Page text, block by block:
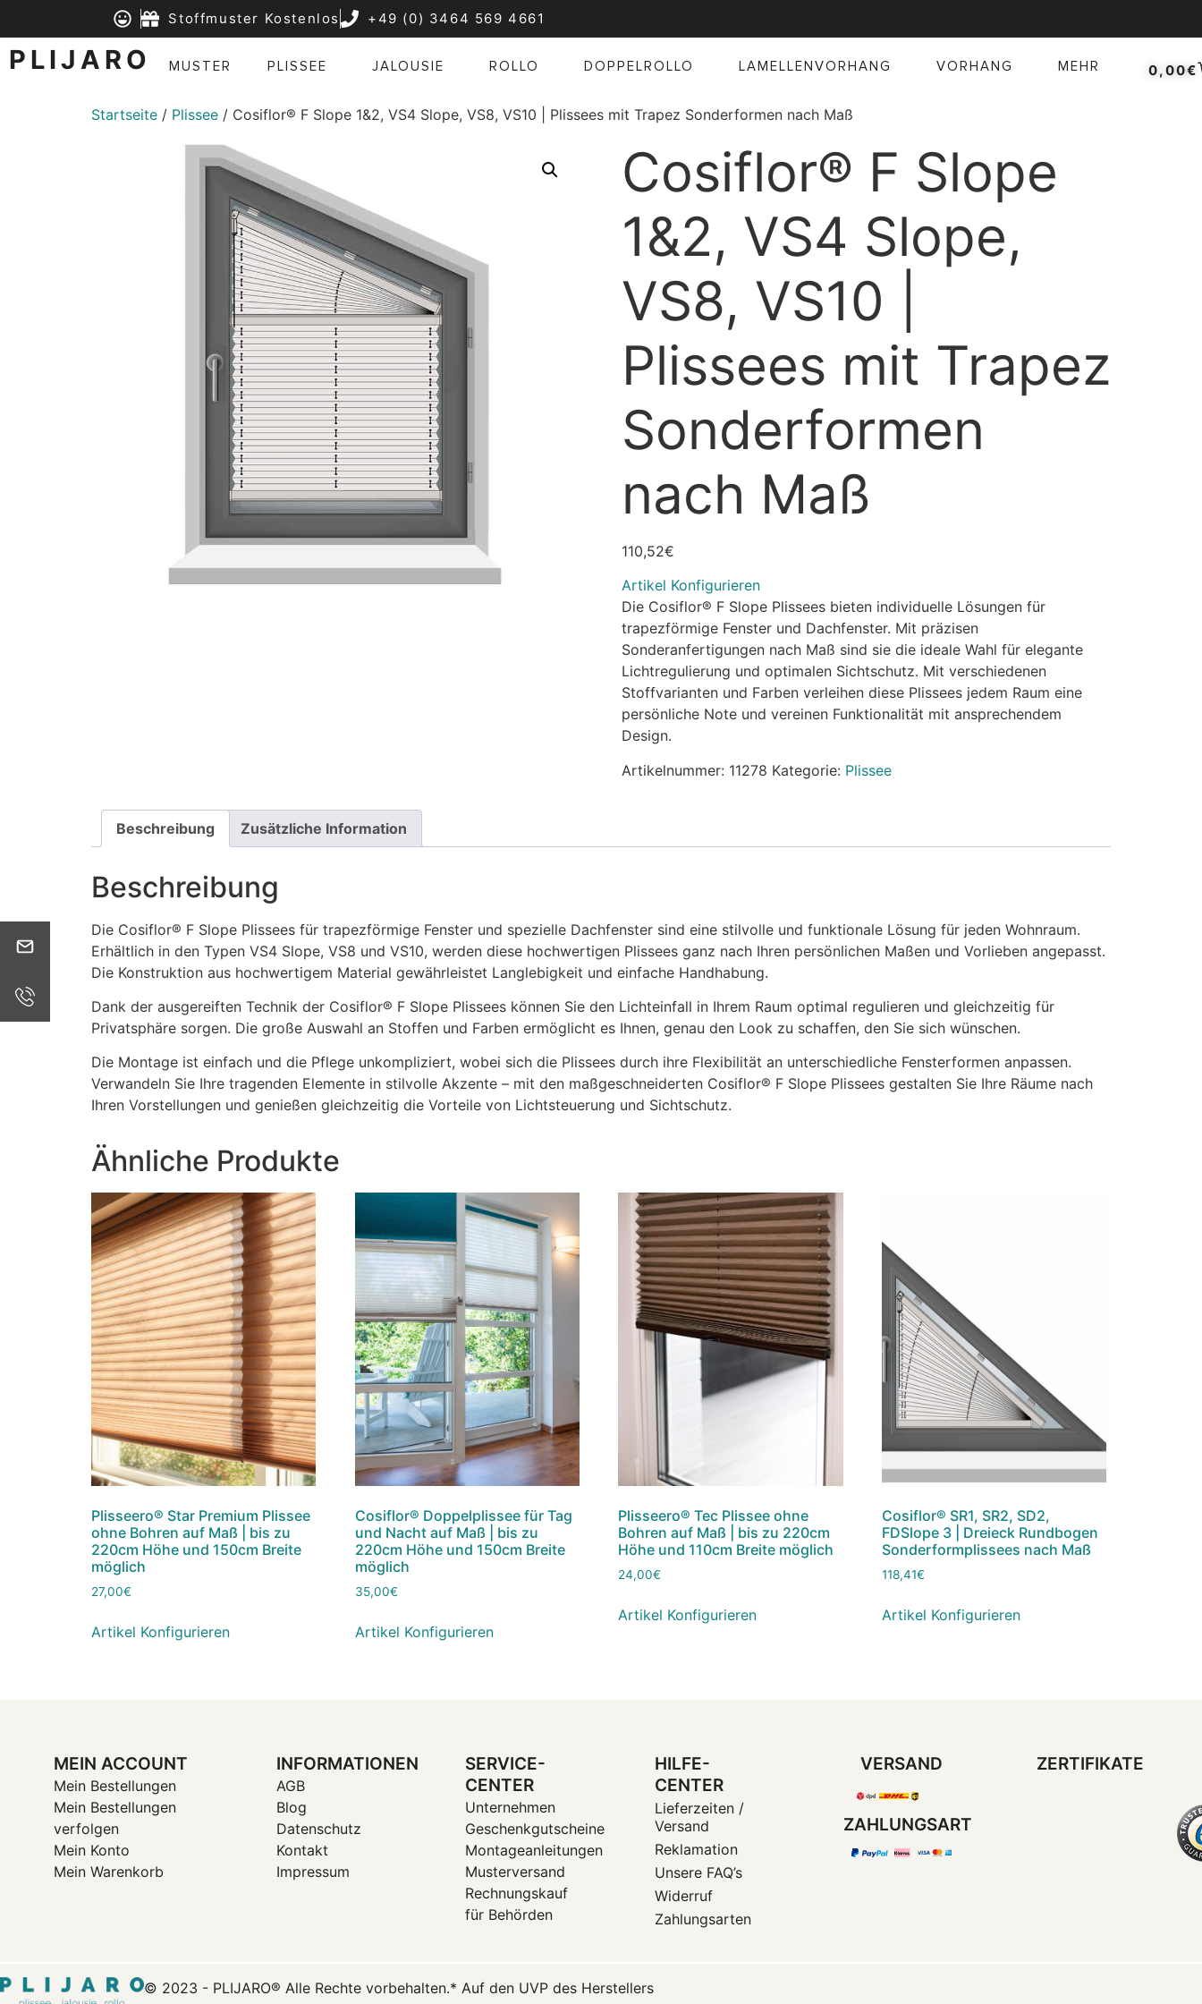
Stoffmuster Kostenlos +49 (0) 3464 569 4661
PLIJARO MUSTER PLISSEE JALOUSIE ROLLO DOPPELROLLO LAMELLENVORHANG VORHANG MEHR 0,00€
Startseite / Plissee / Cosiflor® F Slope 1&2, VS4 Slope, VS8, VS10 | Plissees mit Trapez Sonderformen nach Maß
Cosiflor® F Slope
1&2, VS4 Slope,
VS8, VS10 |
Plissees mit Trapez
Sonderformen
nach Maß
110,52€
Artikel Konfigurieren
Die Cosiflor® F Slope Plissees bieten individuelle Lösungen für
trapezförmige Fenster und Dachfenster. Mit präzisen
Sonderanfertigungen nach Maß sind sie die ideale Wahl für elegante
Lichtregulierung und optimalen Sichtschutz. Mit verschiedenen
Stoffvarianten und Farben verleihen diese Plissees jedem Raum eine
persönliche Note und vereinen Funktionalität mit ansprechendem
Design.
Artikelnummer: 11278 Kategorie: Plissee
Beschreibung Zusätzliche Information
Beschreibung
Die Cosiflor® F Slope Plissees für trapezförmige Fenster und spezielle Dachfenster sind eine stilvolle und funktionale Lösung für jeden Wohnraum.
Erhältlich in den Typen VS4 Slope, VS8 und VS10, werden diese hochwertigen Plissees ganz nach Ihren persönlichen Maßen und Vorlieben angepasst.
Die Konstruktion aus hochwertigem Material gewährleistet Langlebigkeit und einfache Handhabung.
Dank der ausgereiften Technik der Cosiflor® F Slope Plissees können Sie den Lichteinfall in Ihrem Raum optimal regulieren und gleichzeitig für
Privatsphäre sorgen. Die große Auswahl an Stoffen und Farben ermöglicht es Ihnen, genau den Look zu schaffen, den Sie sich wünschen.
Die Montage ist einfach und die Pflege unkompliziert, wobei sich die Plissees durch ihre Flexibilität an unterschiedliche Fensterformen anpassen.
Verwandeln Sie Ihre tragenden Elemente in stilvolle Akzente – mit den maßgeschneiderten Cosiflor® F Slope Plissees gestalten Sie Ihre Räume nach
Ihren Vorstellungen und genießen gleichzeitig die Vorteile von Lichtsteuerung und Sichtschutz.
Ähnliche Produkte
Plisseero® Star Premium Plissee
ohne Bohren auf Maß | bis zu
220cm Höhe und 150cm Breite
möglich
27,00€
Artikel Konfigurieren
Cosiflor® Doppelplissee für Tag
und Nacht auf Maß | bis zu
220cm Höhe und 150cm Breite
möglich
35,00€
Artikel Konfigurieren
Plisseero® Tec Plissee ohne
Bohren auf Maß | bis zu 220cm
Höhe und 110cm Breite möglich
24,00€
Artikel Konfigurieren
Cosiflor® SR1, SR2, SD2,
FDSlope 3 | Dreieck Rundbogen
Sonderformplissees nach Maß
118,41€
Artikel Konfigurieren
MEIN ACCOUNT
Mein Bestellungen
Mein Bestellungen
verfolgen
Mein Konto
Mein Warenkorb
INFORMATIONEN
AGB
Blog
Datenschutz
Kontakt
Impressum
SERVICE-
CENTER
Unternehmen
Geschenkgutscheine
Montageanleitungen
Musterversand
Rechnungskauf
für Behörden
HILFE-
CENTER
Lieferzeiten /
Versand
Reklamation
Unsere FAQ’s
Widerruf
Zahlungsarten
VERSAND
ZAHLUNGSART
ZERTIFIKATE
© 2023 - PLIJARO® Alle Rechte vorbehalten.* Auf den UVP des Herstellers
info@plijaro.com